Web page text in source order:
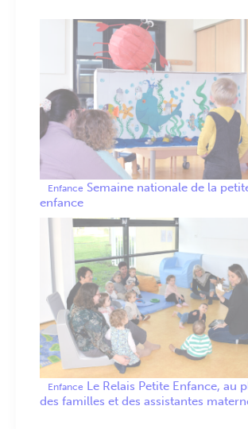
Enfance Semaine nationale de la
enfance
Enfance Le Relais Petite Enfance, au
des familles et des assistantes